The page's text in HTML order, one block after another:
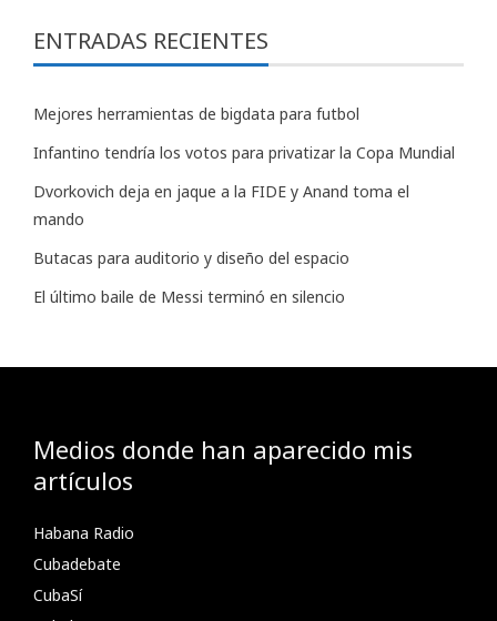
ENTRADAS RECIENTES
Mejores herramientas de bigdata para futbol
Infantino tendría los votos para privatizar la Copa Mundial
Dvorkovich deja en jaque a la FIDE y Anand toma el
mando
Butacas para auditorio y diseño del espacio
El último baile de Messi terminó en silencio
Medios donde han aparecido mis
artículos
Habana Radio
Cubadebate
CubaSí